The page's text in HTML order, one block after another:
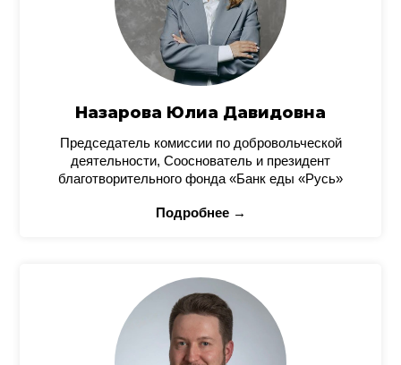
Назарова Юлиа Давидовна
Председатель комиссии по добровольческой
деятельности, Сооснователь и президент
благотворительного фонда «Банк еды «Русь»
Подробнее →